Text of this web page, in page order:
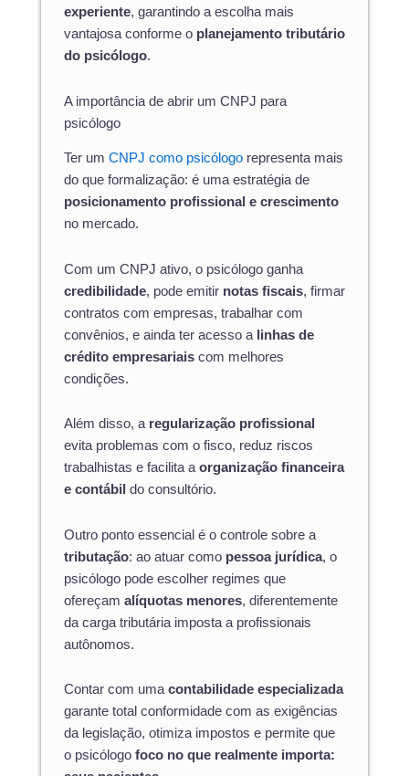
experiente, garantindo a escolha mais
vantajosa conforme o planejamento tributário
do psicólogo.
A importância de abrir um CNPJ para
psicólogo
Ter um CNPJ como psicólogo representa mais
do que formalização: é uma estratégia de
posicionamento profissional e crescimento
no mercado.
Com um CNPJ ativo, o psicólogo ganha
credibilidade, pode emitir notas fiscais, firmar
contratos com empresas, trabalhar com
convênios, e ainda ter acesso a linhas de
crédito empresariais com melhores
condições.
Além disso, a regularização profissional
evita problemas com o fisco, reduz riscos
trabalhistas e facilita aorganização financeira
e contábil do consultório.
Outro ponto essencial é o controle sobre a
tributação: ao atuar como pessoa jurídica, o
psicólogo pode escolher regimes que
ofereçam alíquotas menores, diferentemente
da carga tributária imposta a profissionais
autônomos.
Contar com umacontabilidade especializada
garante total conformidade com as exigências
da legislação, otimiza impostos e permite que
o psicólogo foco no que realmente importa: